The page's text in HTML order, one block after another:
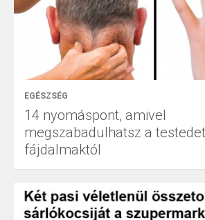
EGÉSZSÉG
14 nyomáspont, amivel
megszabadulhatsz a
fájdalmaktól